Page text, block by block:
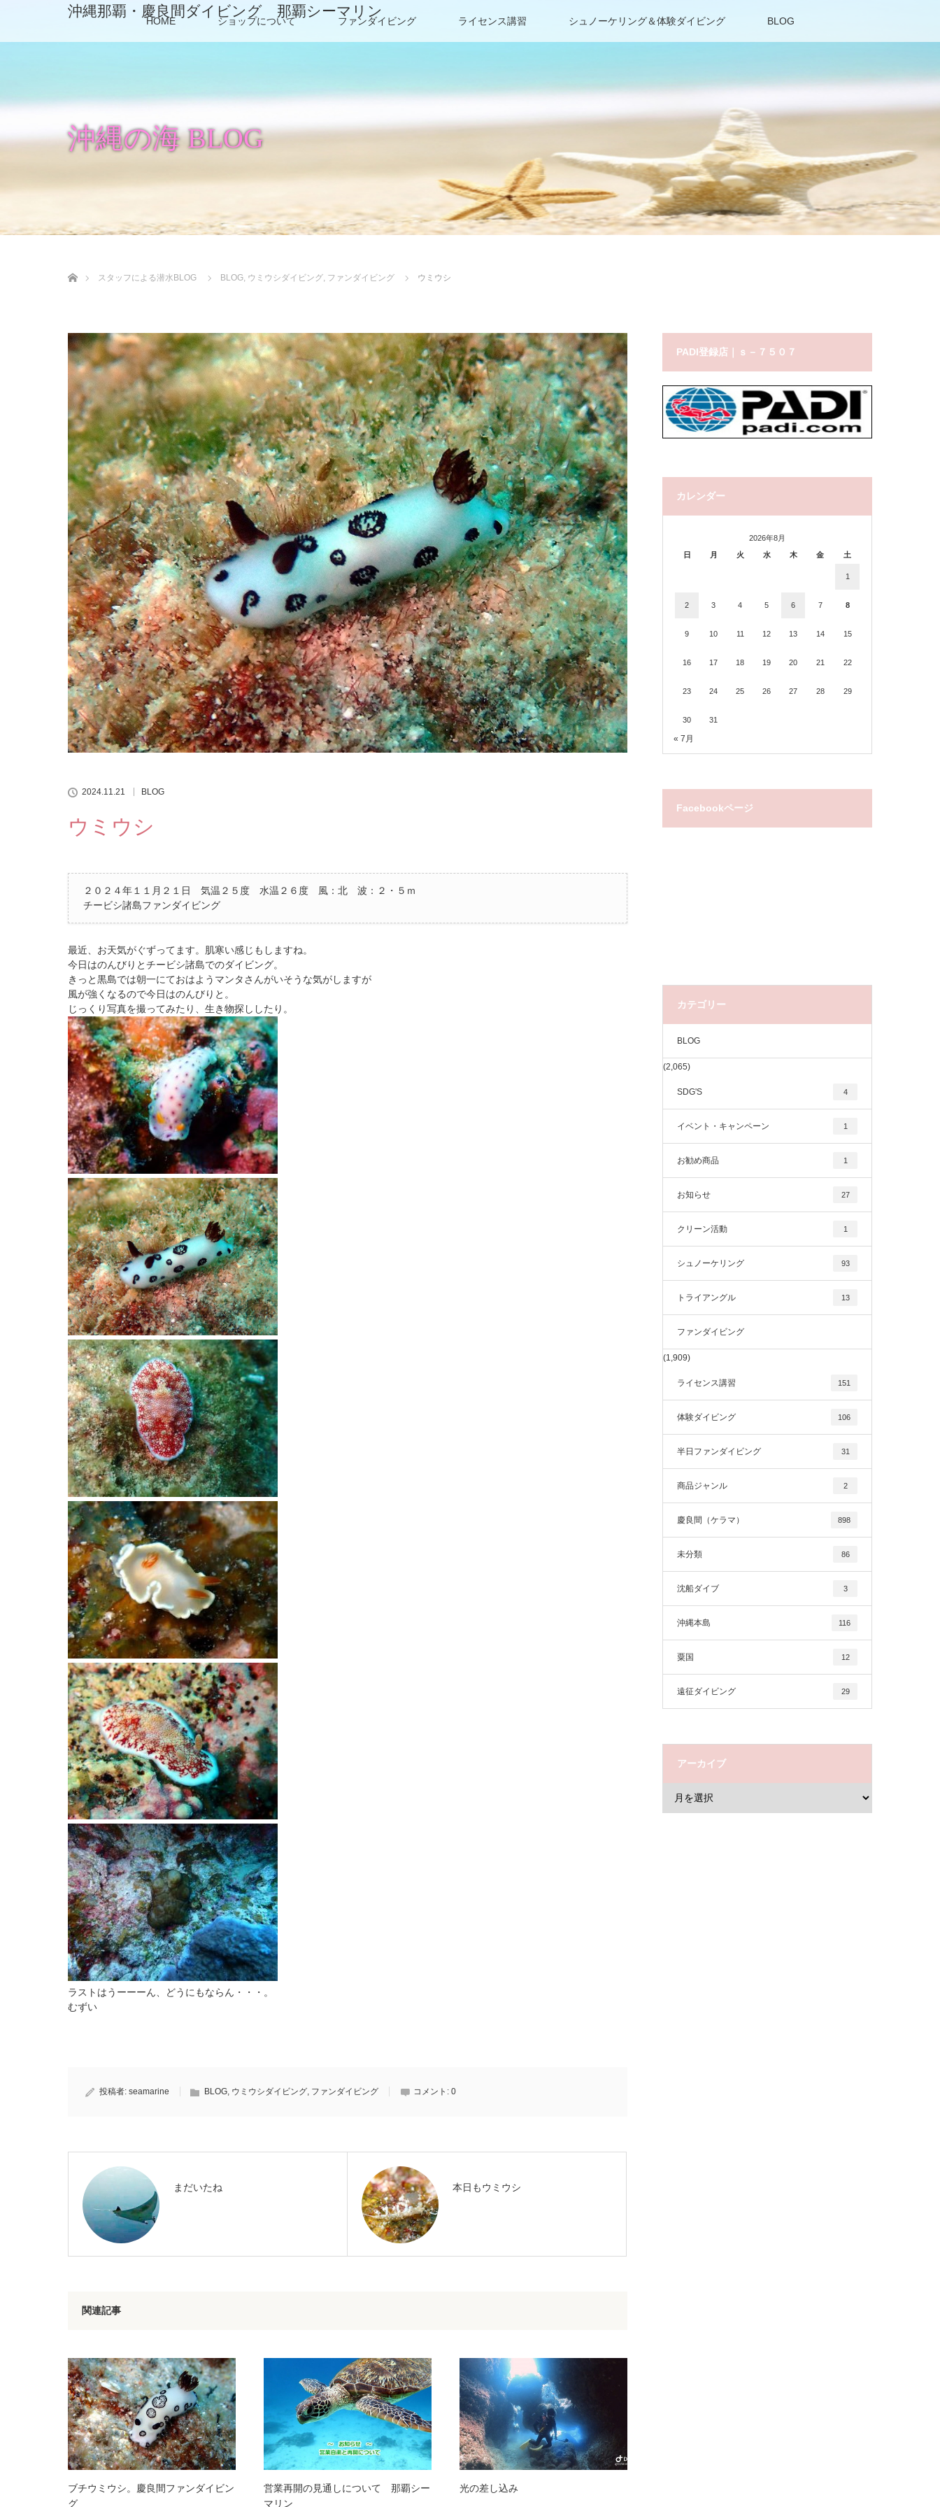
沖縄那覇・慶良間ダイビング 那覇シーマリン
HOME ショップについて ファンダイビング ライセンス講習 シュノーケリング＆体験ダイビング BLOG
沖縄の海 BLOG
スタッフによる潜水BLOG
BLOG, ウミウシダイビング, ファンダイビング ウミウシ
2024.11.21 BLOG
ウミウシ
２０２４年１１月２１日 気温２５度 水温２６度 風：北 波：２・５ｍ
チービシ諸島ファンダイビング
最近、お天気がぐずってます。肌寒い感じもしますね。
今日はのんびりとチービシ諸島でのダイビング。
きっと黒島では朝一にておはようマンタさんがいそうな気がしますが
風が強くなるので今日はのんびりと。
じっくり写真を撮ってみたり、生き物探ししたり。
ラストはうーーーん、どうにもならん・・・。
むずい
投稿者: seamarine BLOG, ウミウシダイビング, ファンダイビング コメント: 0
まだいたね 本日もウミウシ
関連記事
ブチウミウシ。慶良間ファンダイビン
グ
営業再開の見通しについて 那覇シー
マリン
光の差し込み
PADI登録店｜ｓ－７５０７
カレンダー
2026年8月
日
月 火 水 木 金 土
1
2 3 4 5 6 7 8
9 10 11 12 13 14 15
16 17 18 19 20 21 22
23 24 25 26 27 28 29
30 31
« 7月
Facebookページ
カテゴリー
BLOG
(2,065)
SDG'S 4
イベント・キャンペーン 1
お勧め商品 1
お知らせ 27
クリーン活動 1
シュノーケリング 93
トライアングル 13
ファンダイビング
(1,909)
ライセンス講習 151
体験ダイビング 106
半日ファンダイビング 31
商品ジャンル 2
慶良間（ケラマ） 898
未分類 86
沈船ダイブ 3
沖縄本島 116
粟国 12
遠征ダイビング 29
アーカイブ